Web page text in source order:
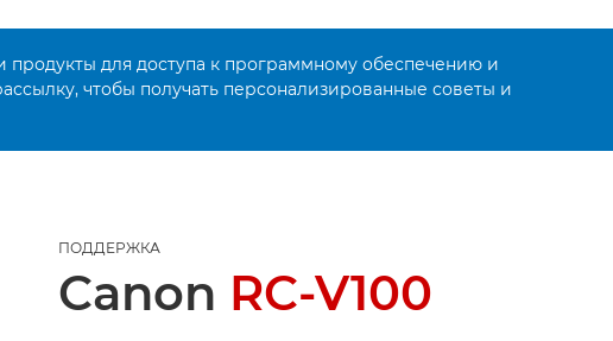
продукты для доступа к программному обеспечению и
чтобы получать персонализированные советы и
ПОДДЕРЖКА
Canon RC-V100